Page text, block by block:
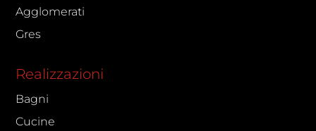
Agglomerati
Gres
Realizzazioni
Bagni
Cucine